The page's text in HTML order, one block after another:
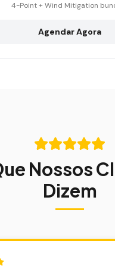
4-Point + Wind Mitigation
Agendar Agora
Nossos
Dizem